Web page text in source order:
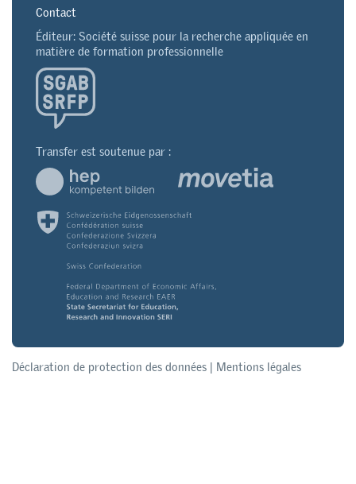
Contact
Éditeur: Société suisse pour la recherche appliquée en
matière de formation professionnelle
Transfer est soutenue par :
Déclaration de protection des données | Mentions légales